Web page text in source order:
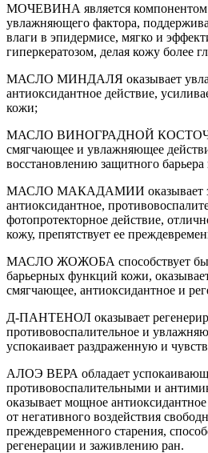
МОЧЕВИНА является компонентом
увлажняющего фактора,
влаги в эпидермисе, мягко и
гиперкератозом, делая кожу более
МАСЛО МИНДАЛЯ оказывает
антиоксидантное действие,
кожи;
МАСЛО ВИНОГРАДНОЙ КОСТОЧКИ
смягчающее и увлажняющее
восстановлению защитного
МАСЛО МАКАДАМИИ оказывает
антиоксидантное,
фотопротекторное действие,
кожу, препятствует ее
МАСЛО ЖОЖОБА способствует
барьерных функций кожи,
смягчающее, антиоксидантное и
Д-ПАНТЕНОЛ оказывает
противовоспалительное и
успокаивает раздраженную и
АЛОЭ ВЕРА обладает
противовоспалительными и
оказывает мощное
от негативного воздействия
преждевременного старения,
регенерации и заживлению ран.